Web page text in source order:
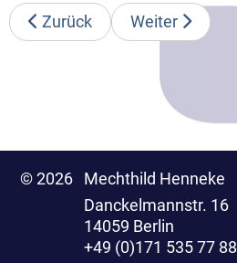
Zurück Weiter
© 2026
Mechthild Henneke
Danckelmannstr. 16
14059 Berlin
+49 (0)171 535 77 88